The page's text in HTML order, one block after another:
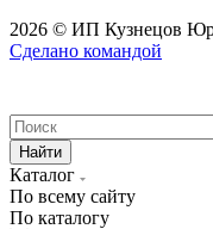
2026 © ИП Кузнецов
Сделано командой
Найти
Каталог
По всему сайту
По каталогу